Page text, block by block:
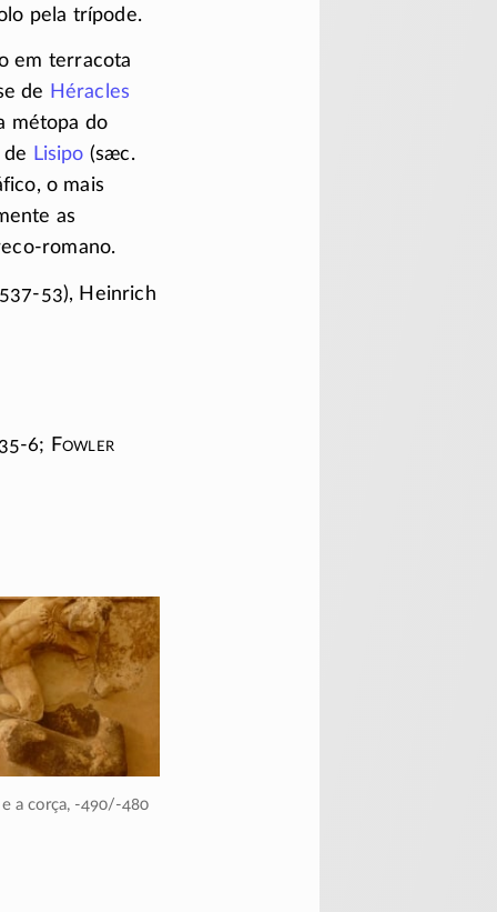
pela trípode.
em terracota
de Héracles
métopa do
Lisipo (sæc.
o mais
as
romano.
53), Heinrich
35-6; Fowler
a corça, -490/-480